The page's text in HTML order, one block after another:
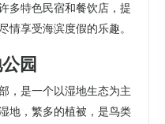
多特色民宿和餐饮店，提
情享受海滨度假的乐趣。
园
，是一个以湿地生态为主
地，繁多的植被，是鸟类